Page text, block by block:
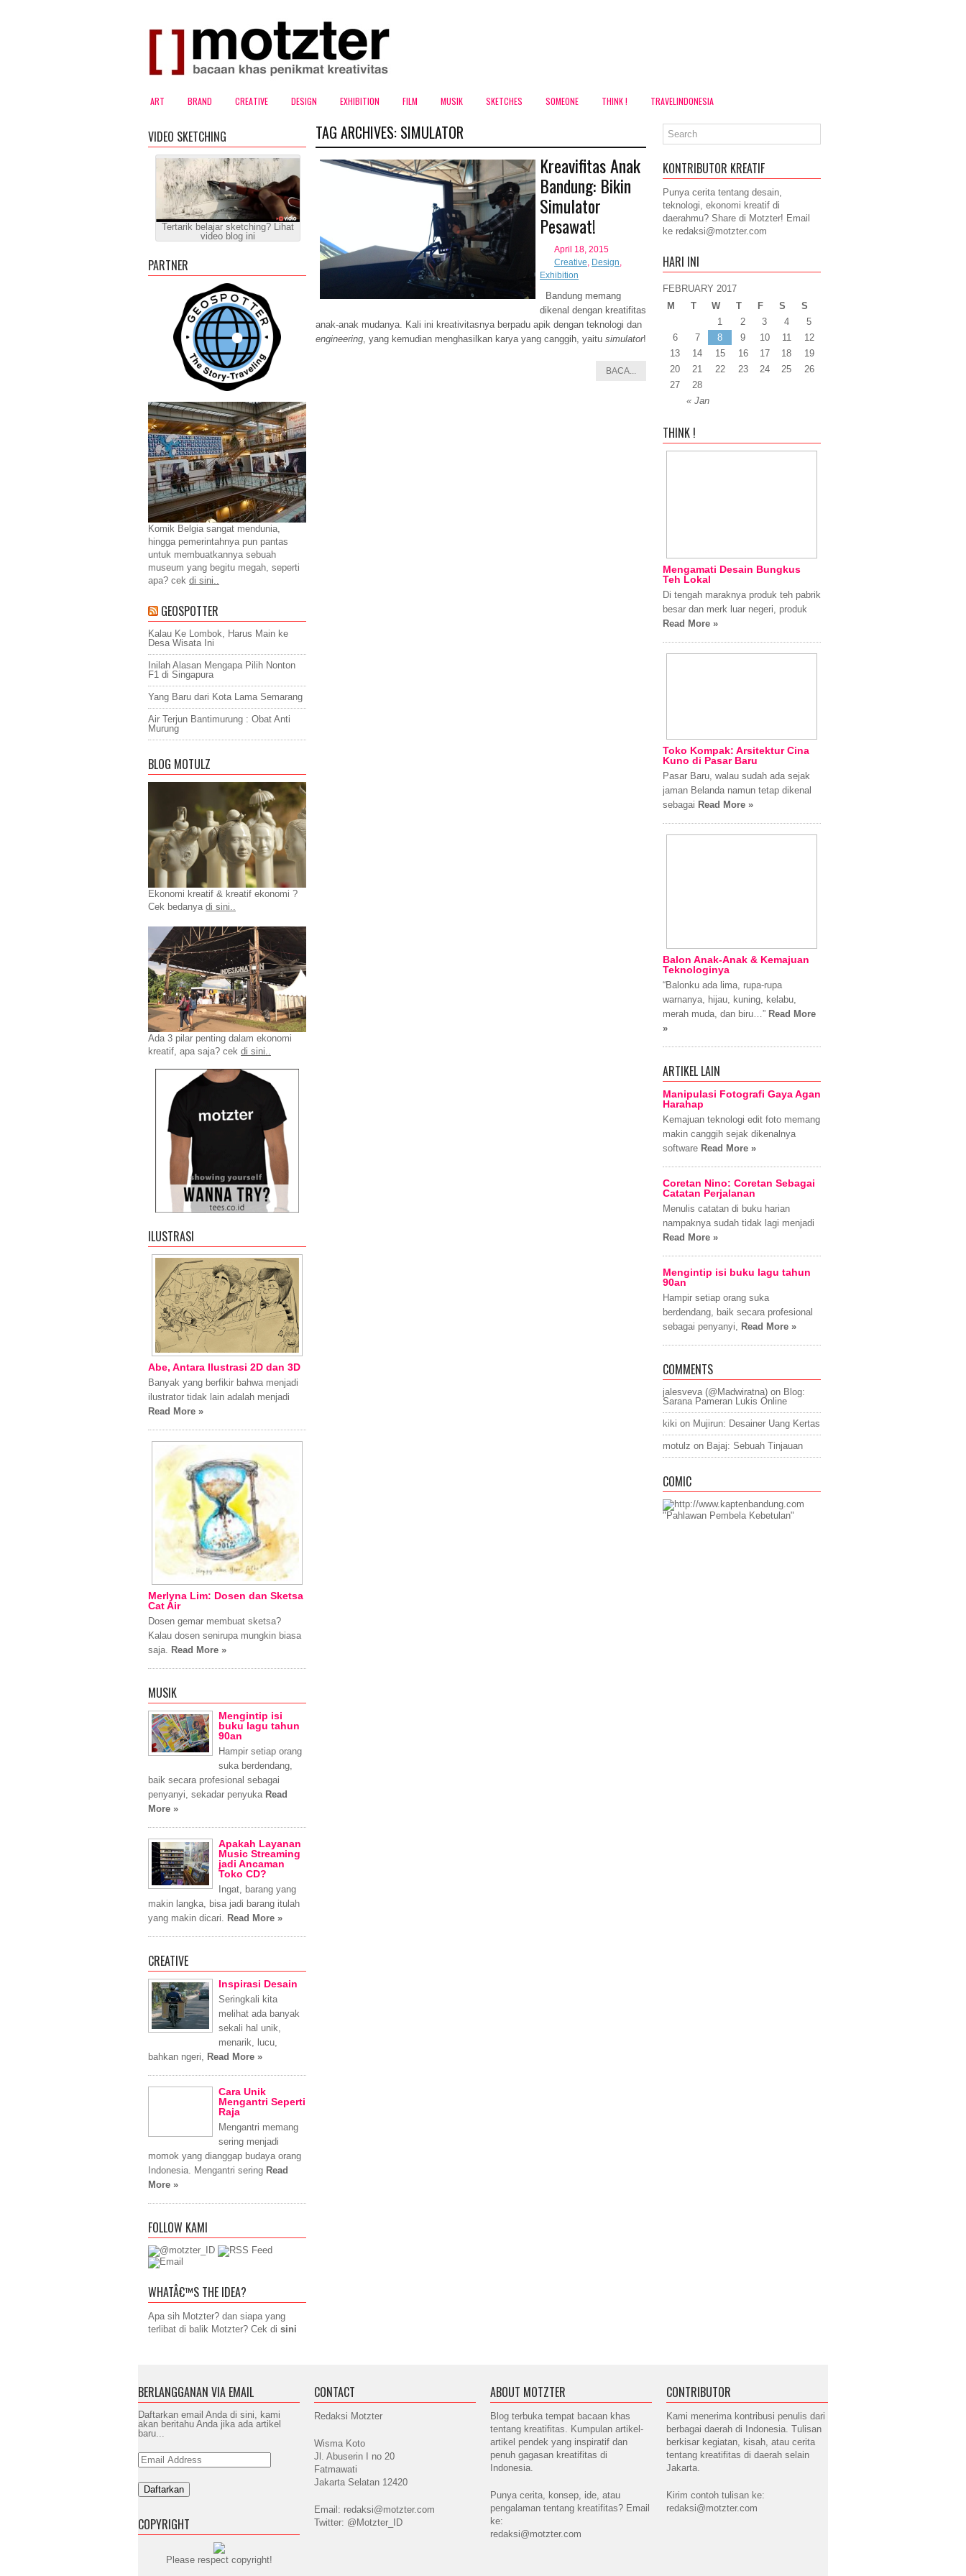
ART BRAND CREATIVE DESIGN EXHIBITION FILM MUSIK SKETCHES SOMEONE THINK ! TRAVELINDONESIA
TAG ARCHIVES: SIMULATOR
Kreavifitas Anak
Bandung: Bikin
Simulator
Pesawat!
April 18, 2015
Creative, Design,
Exhibition
Bandung memang
dikenal dengan kreatifitas
anak-anak mudanya. Kali ini kreativitasnya berpadu apik dengan teknologi dan
engineering, yang kemudian menghasilkan karya yang canggih, yaitu simulator!
BACA...
VIDEO SKETCHING
Tertarik belajar sketching? Lihat
video blog ini
PARTNER
Komik Belgia sangat mendunia,
hingga pemerintahnya pun pantas
untuk membuatkannya sebuah
museum yang begitu megah, seperti
apa? cek di sini..
GEOSPOTTER
Kalau Ke Lombok, Harus Main ke
Desa Wisata Ini
Inilah Alasan Mengapa Pilih Nonton
F1 di Singapura
Yang Baru dari Kota Lama Semarang
Air Terjun Bantimurung : Obat Anti
Murung
BLOG MOTULZ
Ekonomi kreatif & kreatif ekonomi ?
Cek bedanya di sini..
Ada 3 pilar penting dalam ekonomi
kreatif, apa saja? cek di sini..
ILUSTRASI
Abe, Antara Ilustrasi 2D dan 3D
Banyak yang berfikir bahwa menjadi
ilustrator tidak lain adalah menjadi
Read More »
Merlyna Lim: Dosen dan Sketsa
Cat Air
Dosen gemar membuat sketsa?
Kalau dosen senirupa mungkin biasa
saja.
Read More »
MUSIK
Mengintip isi
buku lagu tahun
90an
Hampir setiap orang
suka berdendang,
baik secara profesional sebagai
penyanyi, sekadar penyuka Read
More »
Apakah Layanan
Music Streaming
jadi Ancaman
Toko CD?
Ingat, barang yang
makin langka, bisa jadi barang itulah
yang makin dicari.
Read More »
CREATIVE
Inspirasi Desain
Seringkali kita
melihat ada banyak
sekali hal unik,
menarik, lucu,
bahkan ngeri,
Read More »
Cara Unik
Mengantri Seperti
Raja
Mengantri memang
sering menjadi
momok yang dianggap budaya orang
Indonesia. Mengantri sering Read
More »
FOLLOW KAMI
WHATÂ€™S THE IDEA?
Apa sih Motzter? dan siapa yang
terlibat di balik Motzter? Cek di sini
KONTRIBUTOR KREATIF
Punya cerita tentang desain,
teknologi, ekonomi kreatif di
daerahmu? Share di Motzter! Email
ke redaksi@motzter.com
HARI INI
FEBRUARY 2017
M
T W T F S S
« Jan
1 2 3 4
5
6
7 8 9 10 11
12
13
14 15 16 17 18
19
20
21 22 23 24 25
26
27
28
THINK !
Mengamati Desain Bungkus
Teh Lokal
Di tengah maraknya produk teh pabrik
besar dan merk luar negeri, produk
Read More »
Toko Kompak: Arsitektur Cina
Kuno di Pasar Baru
Pasar Baru, walau sudah ada sejak
jaman Belanda namun tetap dikenal
sebagai Read More »
Balon Anak-Anak & Kemajuan
Teknologinya
“Balonku ada lima, rupa-rupa
warnanya, hijau, kuning, kelabu,
merah muda, dan biru…” Read More
»
ARTIKEL LAIN
Manipulasi Fotografi Gaya Agan
Harahap
Kemajuan teknologi edit foto memang
makin canggih sejak dikenalnya
software Read More »
Coretan Nino: Coretan Sebagai
Catatan Perjalanan
Menulis catatan di buku harian
nampaknya sudah tidak lagi menjadi
Read More »
Mengintip isi buku lagu tahun
90an
Hampir setiap orang suka
berdendang, baik secara profesional
sebagai penyanyi, Read More »
COMMENTS
jalesveva (@Madwiratna) on Blog:
Sarana Pameran Lukis Online
kiki on Mujirun: Desainer Uang Kertas
motulz on Bajaj: Sebuah Tinjauan
COMIC
"Pahlawan Pembela Kebetulan"
BERLANGGANAN VIA EMAIL
Daftarkan email Anda di sini, kami
akan beritahu Anda jika ada artikel
baru...
Email
Address
COPYRIGHT
Please respect copyright!
CONTACT
Redaksi Motzter
Wisma Koto
Jl. Abuserin I no 20
Fatmawati
Jakarta Selatan 12420
Email: redaksi@motzter.com
Twitter: @Motzter_ID
ABOUT MOTZTER
Blog terbuka tempat bacaan khas
tentang kreatifitas. Kumpulan artikel-
artikel pendek yang inspiratif dan
penuh gagasan kreatifitas di
Indonesia.
Punya cerita, konsep, ide, atau
pengalaman tentang kreatifitas? Email
ke:
redaksi@motzter.com
CONTRIBUTOR
Kami menerima kontribusi penulis dari
berbagai daerah di Indonesia. Tulisan
berkisar kegiatan, kisah, atau cerita
tentang kreatifitas di daerah selain
Jakarta.
Kirim contoh tulisan ke:
redaksi@motzter.com